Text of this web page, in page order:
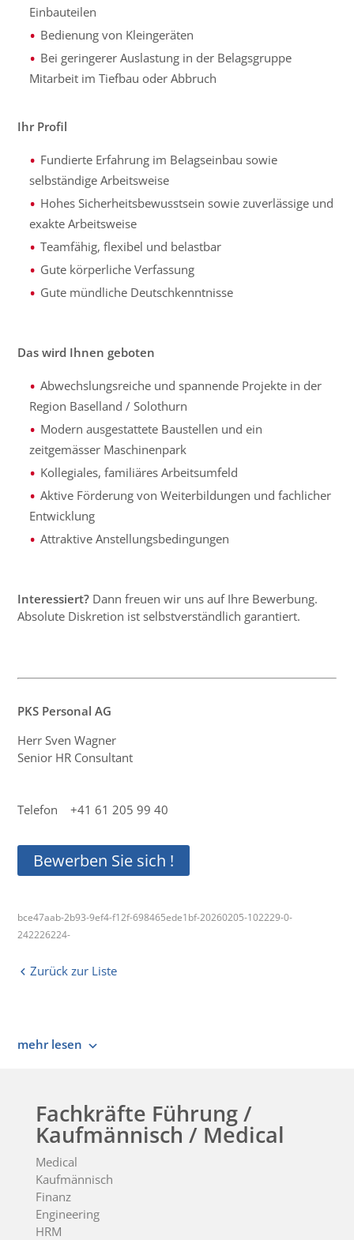
Einbauteilen
Bedienung von Kleingeräten
Bei geringerer Auslastung in der Belagsgruppe
Mitarbeit im Tiefbau oder Abbruch
Ihr Profil
Fundierte Erfahrung im Belagseinbau sowie
selbständige Arbeitsweise
Hohes Sicherheitsbewusstsein sowie zuverlässige und
exakte Arbeitsweise
Teamfähig, flexibel und belastbar
Gute körperliche Verfassung
Gute mündliche Deutschkenntnisse
Das wird Ihnen geboten
Abwechslungsreiche und spannende Projekte in der
Region Baselland / Solothurn
Modern ausgestattete Baustellen und ein
zeitgemässer Maschinenpark
Kollegiales, familiäres Arbeitsumfeld
Aktive Förderung von Weiterbildungen und fachlicher
Entwicklung
Attraktive Anstellungsbedingungen
Interessiert? Dann freuen wir uns auf Ihre Bewerbung.
Absolute Diskretion ist selbstverständlich garantiert.
PKS Personal AG
Herr Sven Wagner
Senior HR Consultant
Telefon +41 61 205 99 40
Bewerben Sie sich !
bce47aab-2b93-9ef4-f12f-698465ede1bf-20260205-102229-0-
242226224-
Zurück zur Liste
mehr lesen
Fachkräfte Führung /
Kaufmännisch / Medical
Medical
Kaufmännisch
Finanz
Engineering
HRM